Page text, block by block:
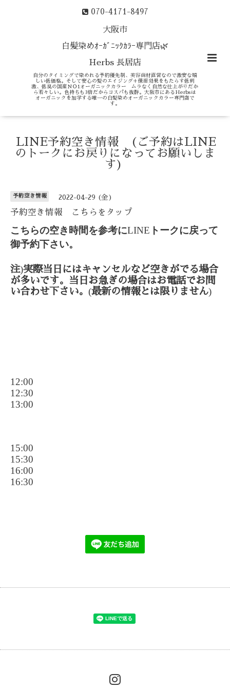
070-4171-8497
大阪市
白髪染めｵｰｶﾞﾆｯｸｶﾗｰ専門店🌿
Herbs 長居店
自分のタイミングで染めれる予約優先制、美容商材直営なので激安な嬉
しい低価格。そして安心の髪のエイジング＋保湿効果をもたらす低刺
激、低臭の国産ＮＯ1オーガニックカラー ムラなく自然な仕上がりだか
ら若々しい。色持ちも3倍だからコスパも抜群。大阪市にあるHerbsは
オーガニックを加学する唯一の白髪染めオーガニックカラー専門店で
す。
LINE予約空き情報 (ご予約はLINE
のトークにお戻りになってお願いしま
す)
予約空き情報 2022-04-29 (金)
予約空き情報 こちらをタップ
こちらの空き時間を参考にLINE トークに戻って
御予約下さい。
注)実際当日にはキャンセルなど空きがでる場合
が多いです。当日お急ぎの場合はお電話でお問
い合わせ下さい。 (最新の情報とは限りません)
12:00
12:30
13:00
15:00
15:30
16:00
16:30